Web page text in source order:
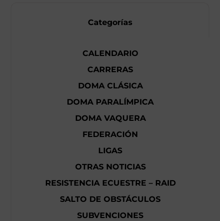
Categorías
CALENDARIO
CARRERAS
DOMA CLÁSICA
DOMA PARALÍMPICA
DOMA VAQUERA
FEDERACIÓN
LIGAS
OTRAS NOTICIAS
RESISTENCIA ECUESTRE – RAID
SALTO DE OBSTÁCULOS
SUBVENCIONES